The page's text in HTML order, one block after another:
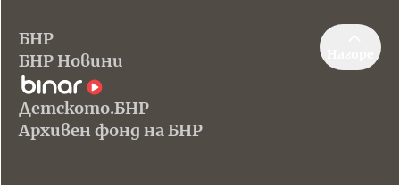
БНР
БНР Новини
Детското.БНР
Архивен фонд на БНР